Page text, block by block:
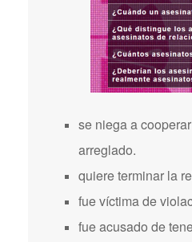
se niega a
arreglado.
quiere terminar la
fue víctima de
fue acusado de